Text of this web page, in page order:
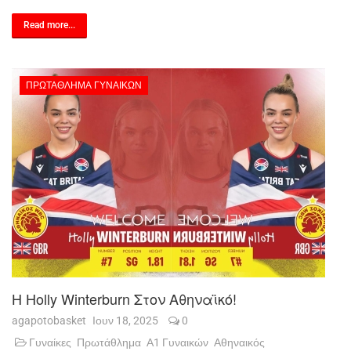
Read more...
ΠΡΩΤΆΘΛΗΜΑ ΓΥΝΑΙΚΏΝ
Η Holly Winterburn Στον Αθηναϊκό!
agapotobasket Ιουν 18, 2025
0
Γυναίκες Πρωτάθλημα Α1 Γυναικών Αθηναικός